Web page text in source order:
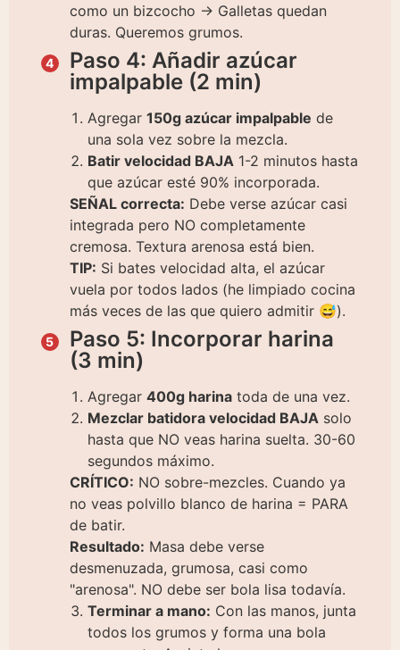
como un bizcocho → Galletas quedan
duras. Queremos grumos.
Paso 4: Añadir azúcar
impalpable (2 min)
Agregar 150g azúcar impalpable de
una sola vez sobre la mezcla.
Batir velocidad BAJA 1-2 minutos hasta
que azúcar esté 90% incorporada.
SEÑAL correcta: Debe verse azúcar casi
integrada pero NO completamente
cremosa. Textura arenosa está bien.
TIP: Si bates velocidad alta, el azúcar
vuela por todos lados (he limpiado cocina
más veces de las que quiero admitir 😅).
Paso 5: Incorporar harina
(3 min)
Agregar 400g harinatoda de una vez.
Mezclar batidora velocidad BAJA solo
hasta que NO veas harina suelta. 30-60
segundos máximo.
CRÍTICO: NO sobre-mezcles. Cuando ya
no veas polvillo blanco de harina = PARA
de batir.
Resultado: Masa debe verse
desmenuzada, grumosa, casi como
"arenosa". NO debe ser bola lisa todavía.
Terminar a mano: Con las manos, junta
todos los grumos y forma una bola